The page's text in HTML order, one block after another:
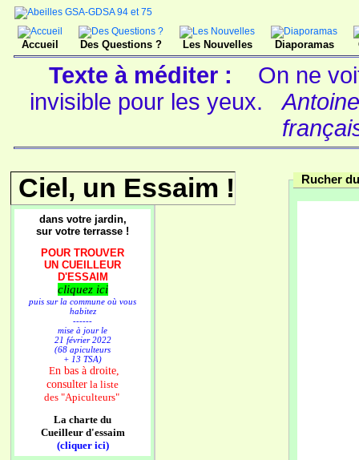
Accueil Des Questions ? Les Nouvelles Diaporamas
Texte à méditer :
On ne
invisible pour les yeux.
Ciel, un Essaim !
dans votre jardin,
sur votre terrasse !
POUR TROUVER
UN CUEILLEUR
D'ESSAIM
cliquez ici
puis sur la commune où vous
habitez
------
mise à jour le
21 février 2022
(68 apiculteurs
+ 13 TSA)
En bas à droite,
consulter la liste
des "Apiculteurs"
La charte du
Cueilleur d'essaim
(cliquer ici)
Rucher